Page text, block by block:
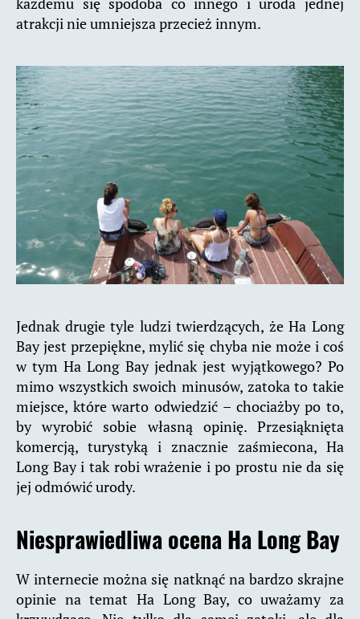
atrakcji nie umniejsza przecież innym.
Jednak drugie tyle ludzi twierdzących, że Ha Long
Bay jest przepiękne, mylić się chyba nie może i coś
w tym Ha Long Bay jednak jest wyjątkowego? Po
mimo wszystkich swoich minusów, zatoka to takie
miejsce, które warto odwiedzić – chociażby po to,
by wyrobić sobie własną opinię. Przesiąknięta
komercją, turystyką i znacznie zaśmiecona, Ha
Long Bay i tak robi wrażenie i po prostu nie da się
jej odmówić urody.
Niesprawiedliwa ocena Ha Long Bay
W internecie można się natknąć na bardzo skrajne
opinie na temat Ha Long Bay, co uważamy za